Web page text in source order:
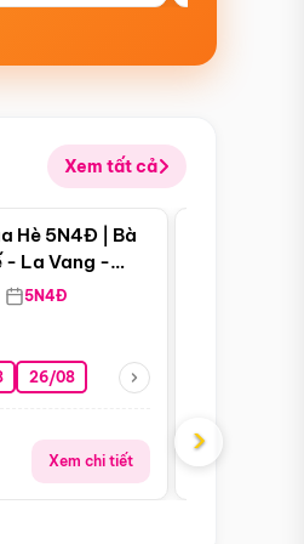
Xem tất cả
12/09
Điểm nổi bật
Hè 5N4Đ | Bà
- La Vang -
5N4Đ
26/08
Xem chi tiết
Giá từ:
›